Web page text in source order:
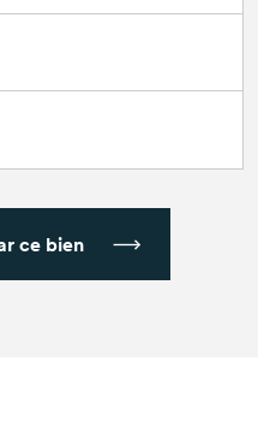
ce bien